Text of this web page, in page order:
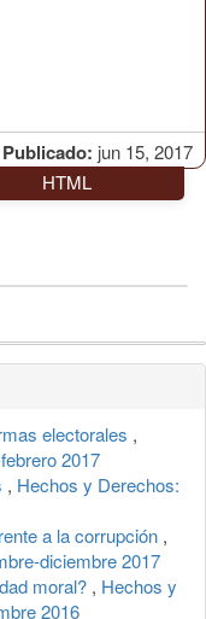
Publicado: jun 15, 2017
HTML
electorales ,
2017
, Hechos y Derechos:
a la corrupción ,
diciembre 2017
moral? , Hechos y
2016